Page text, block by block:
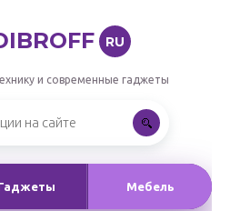
RU
и современные гаджеты
Мебель